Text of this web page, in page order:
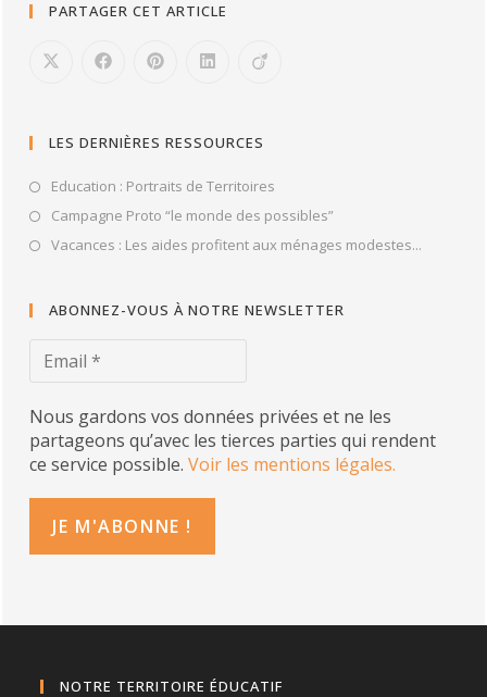
PARTAGER CET ARTICLE
LES DERNIÈRES RESSOURCES
Education : Portraits de Territoires
Campagne Proto “le monde des possibles”
Vacances : Les aides profitent aux ménages modestes...
ABONNEZ-VOUS À NOTRE NEWSLETTER
Nous gardons vos données privées et ne les
partageons qu’avec les tierces parties qui rendent
ce service possible.Voir les mentions légales.
NOTRE TERRITOIRE ÉDUCATIF